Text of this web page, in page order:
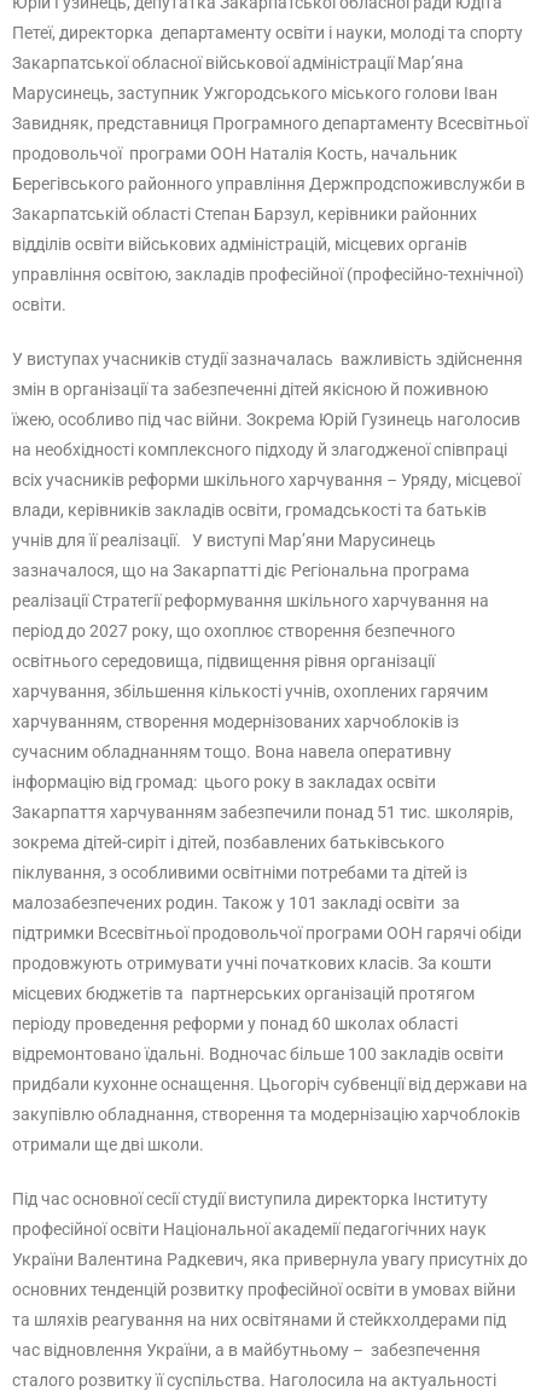
Петеї, директорка департаменту освіти і науки, молоді та спорту
Закарпатської обласної військової адміністрації Мар’яна
Марусинець, заступник Ужгородського міського голови Іван
Завидняк, представниця Програмного департаменту Всесвітньої
продовольчої програми ООН Наталія Кость, начальник
Берегівського районного управління Держпродспоживслужби в
Закарпатській області Степан Барзул, керівники районних
відділів освіти військових адміністрацій, місцевих органів
управління освітою, закладів професійної (професійно-технічної)
освіти.
У виступах учасників студії зазначалась важливість здійснення
змін в організації та забезпеченні дітей якісною й поживною
їжею, особливо під час війни. Зокрема Юрій Гузинець наголосив
на необхідності комплексного підходу й злагодженої співпраці
всіх учасників реформи шкільного харчування – Уряду, місцевої
влади, керівників закладів освіти, громадськості та батьків
учнів для її реалізації. У виступі Мар’яни Марусинець
зазначалося, що на Закарпатті діє Регіональна програма
реалізації Стратегії реформування шкільного харчування на
період до 2027 року, що охоплює створення безпечного
освітнього середовища, підвищення рівня організації
харчування, збільшення кількості учнів, охоплених гарячим
харчуванням, створення модернізованих харчоблоків із
сучасним обладнанням тощо. Вона навела оперативну
інформацію від громад: цього року в закладах освіти
Закарпаття харчуванням забезпечили понад 51 тис. школярів,
зокрема дітей-сиріт і дітей, позбавлених батьківського
піклування, з особливими освітніми потребами та дітей із
малозабезпечених родин. Також у 101 закладі освіти за
підтримки Всесвітньої продовольчої програми ООН гарячі обіди
продовжують отримувати учні початкових класів. За кошти
місцевих бюджетів та партнерських організацій протягом
періоду проведення реформи у понад 60 школах області
відремонтовано їдальні. Водночас більше 100 закладів освіти
придбали кухонне оснащення. Цьогоріч субвенції від держави на
закупівлю обладнання, створення та модернізацію харчоблоків
отримали ще дві школи.
Під час основної сесії студії виступила директорка Інституту
професійної освіти Національної академії педагогічних наук
України Валентина Радкевич, яка привернула увагу присутніх до
основних тенденцій розвитку професійної освіти в умовах війни
та шляхів реагування на них освітянами й стейкхолдерами під
час відновлення України, а в майбутньому – забезпечення
сталого розвитку її суспільства. Наголосила на актуальності